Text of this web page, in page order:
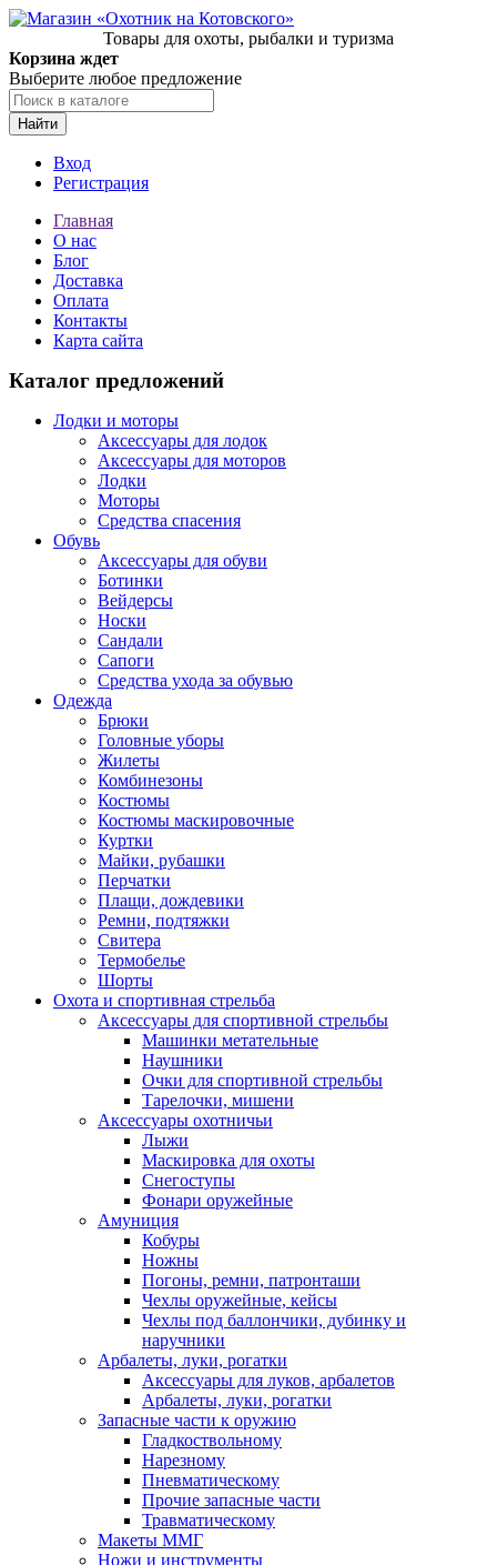
Товары для охоты, рыбалки и туризма
Корзина ждет
Выберите любое предложение
Найти
Вход
Регистрация
Главная
О нас
Блог
Доставка
Оплата
Контакты
Карта сайта
Каталог предложений
Лодки и моторы
Аксессуары для лодок
Аксессуары для моторов
Лодки
Моторы
Средства спасения
Обувь
Аксессуары для обуви
Ботинки
Вейдерсы
Носки
Сандали
Сапоги
Средства ухода за обувью
Одежда
Брюки
Головные уборы
Жилеты
Комбинезоны
Костюмы
Костюмы маскировочные
Куртки
Майки, рубашки
Перчатки
Плащи, дождевики
Ремни, подтяжки
Свитера
Термобелье
Шорты
Охота и спортивная стрельба
Аксессуары для спортивной стрельбы
Машинки метательные
Наушники
Очки для спортивной стрельбы
Тарелочки, мишени
Аксессуары охотничьи
Лыжи
Маскировка для охоты
Снегоступы
Фонари оружейные
Амуниция
Кобуры
Ножны
Погоны, ремни, патронташи
Чехлы оружейные, кейсы
Чехлы под баллончики, дубинку и
наручники
Арбалеты, луки, рогатки
Аксессуары для луков, арбалетов
Арбалеты, луки, рогатки
Запасные части к оружию
Гладкоствольному
Нарезному
Пневматическому
Прочие запасные части
Травматическому
Макеты ММГ
Ножи и инструменты